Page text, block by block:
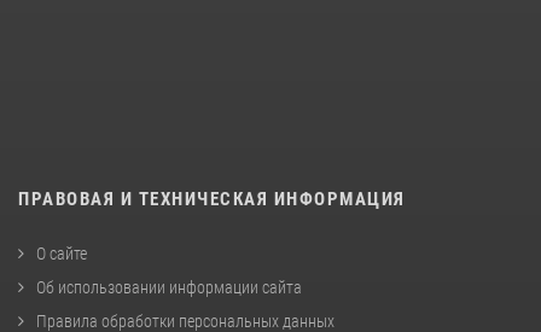
ПРАВОВАЯ И ТЕХНИЧЕСКАЯ ИНФОРМАЦИЯ
О сайте
Об использовании информации сайта
Правила обработки персональных данных